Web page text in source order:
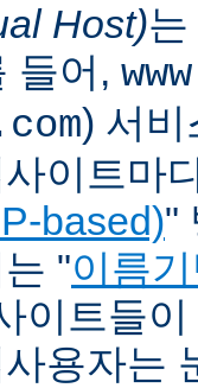
Host)
들어,
) 서비
이트마
based)"
"이름
이트들
용자는